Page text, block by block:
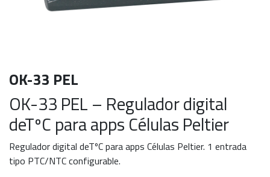
OK-33 PEL
OK-33 PEL – Regulador digital
deTºC para apps Células Peltier
Regulador digital deTºC para apps Células Peltier. 1 entrada
tipo PTC/NTC configurable.